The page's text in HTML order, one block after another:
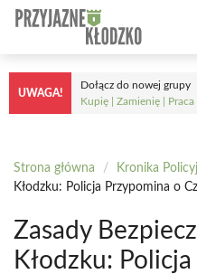
Przejdź
treści
UWAGA!
Dołącz do nowej grupy
Kupię | Zamienię | Praca
Strona główna / Kronika
Kłodzku: Policja Przypomina o
Zasady
Kłodzku: